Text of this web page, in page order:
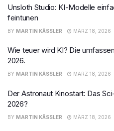
Unsloth Studio: KI-Modelle
feintunen
BY MARTIN KÄSSLER MÄRZ 18, 2026
Wie teuer wird KI? Die
2026.
BY MARTIN KÄSSLER MÄRZ 18, 2026
Der Astronaut Kinostart: Das
2026?
BY MARTIN KÄSSLER MÄRZ 18, 2026